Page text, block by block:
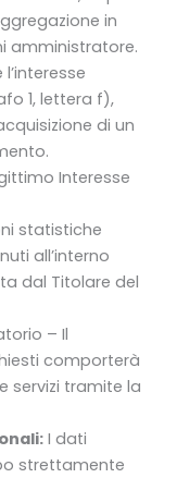
in
amministratore.
1, lettera f),
di un
Interesse
statistiche
all’interno
dal Titolare del
– Il
comporterà
servizi tramite la
I dati
strettamente